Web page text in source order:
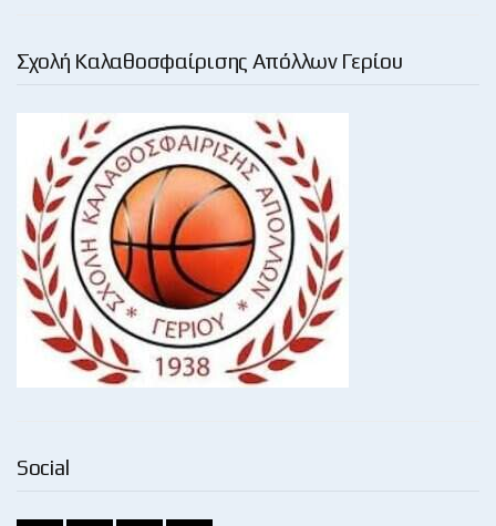
Σχολή Καλαθοσφαίρισης Απόλλων Γερίου
Social